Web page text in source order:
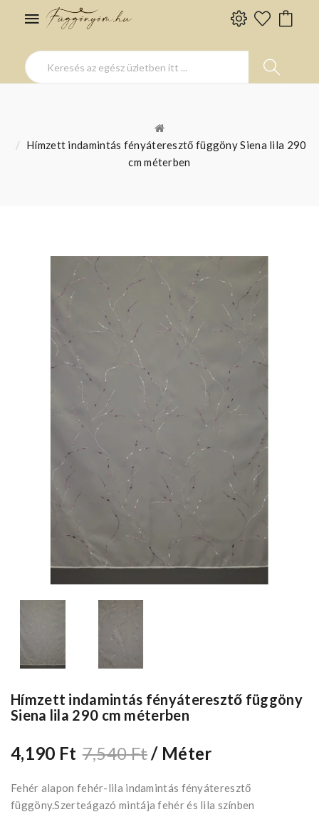
Hímzett indamintás fényáteresztő függöny Siena lila 290
cm méterben
Hímzett indamintás fényáteresztő függöny
Siena lila 290 cm méterben
4,190 Ft 7,540 Ft/ Méter
Fehér alapon fehér-lila indamintás fényáteresztő
függöny.Szerteágazó mintája fehér és lila színben